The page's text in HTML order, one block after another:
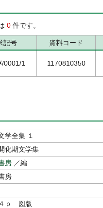
0 件です。
記号 資料コード
0001/1 1170810350
学全集 １
化期文学集
房 ／編
房
ｐ 図版